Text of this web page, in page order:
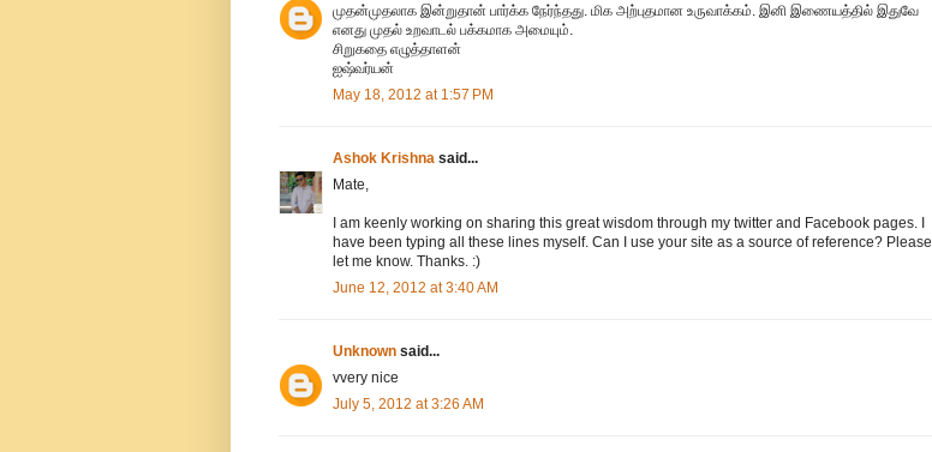
முதன்முதலாக இன்றுதான் பார்க்க நேர்ந்தது. மிக அற்புதமான உருவாக்கம். இனி இணையத்தில் இதுவே
எனது முதல் உறவாடல் பக்கமாக அமையும்.
சிறுகதை எழுத்தாளன்
ஐஷ்வர்யன்
May 18, 2012 at 1:57 PM
Ashok Krishna said...
Mate,
I am keenly working on sharing this great wisdom through my twitter and Facebook pages. I
have been typing all these lines myself. Can I use your site as a source of reference? Please
let me know. Thanks. :)
June 12, 2012 at 3:40 AM
Unknown said...
vvery nice
July 5, 2012 at 3:26 AM